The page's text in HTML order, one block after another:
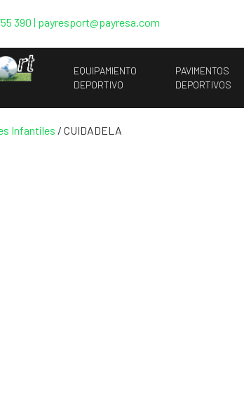
390 | payresport@payresa.com
EQUIPAMIENTO
DEPORTIVO
PAVIMENTOS
DEPORTIVOS
Infantiles / CUIDADELA